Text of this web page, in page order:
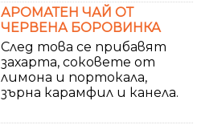
АРОМАТЕН ЧАЙ ОТ
ЧЕРВЕНА БОРОВИНКА
След това се прибавят
захарта, соковете от
лимона и портокала,
зърна карамфил и канела.